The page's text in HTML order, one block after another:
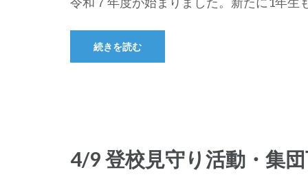
続きを読む
4/9 登校見守り活動・集